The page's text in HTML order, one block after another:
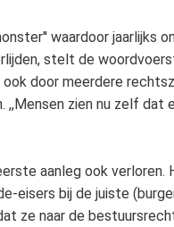
waardoor jaarlijks
stelt de
door meerdere
,,Mensen zien nu zelf dat
aanleg ook
eisers bij de juiste
ze naar de